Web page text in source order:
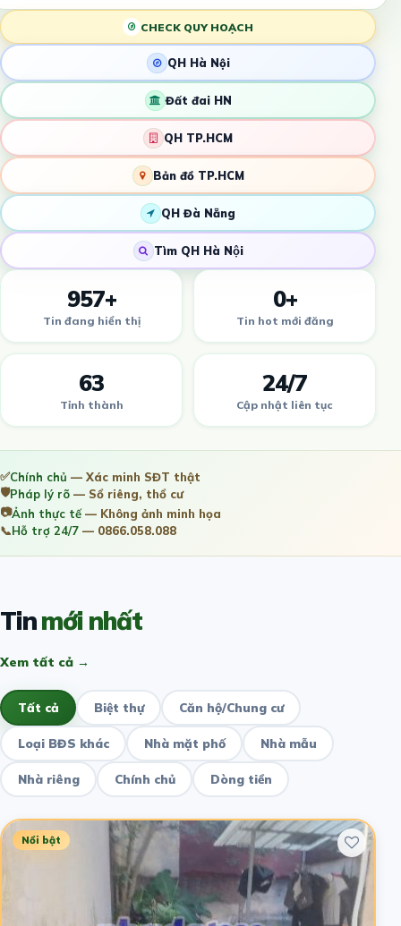
CHECK QUY HOẠCH
QH Hà Nội
Đất đai HN
QH TP.HCM
Bản đồ TP.HCM
QH Đà Nẵng
Tìm QH Hà Nội
957+
Tin đang hiển thị
0+
Tin hot mới đăng
63
Tỉnh thành
24/7
Cập nhật liên tục
✅Chính chủ — Xác minh SĐT thật
🛡️Pháp lý rõ — Sổ riêng, thổ cư
📷Ảnh thực tế— Không ảnh minh họa
📞Hỗ trợ 24/7 — 0866.058.088
Tinmới nhất
Xem tất cả →
Tất cả Biệt thự Căn hộ/Chung cư
Loại BĐS khác Nhà mặt phố Nhà mẫu
Nhà riêng Chính chủ Dòng tiền
Nổi bật